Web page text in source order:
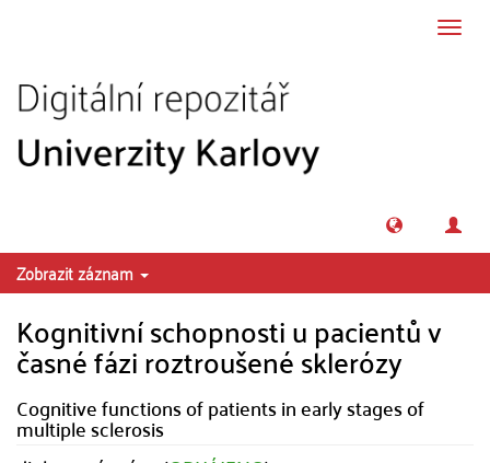
Zobrazit záznam
Kognitivní schopnosti u pacientů v
časné fázi roztroušené sklerózy
Cognitive functions of patients in early stages of
multiple sclerosis